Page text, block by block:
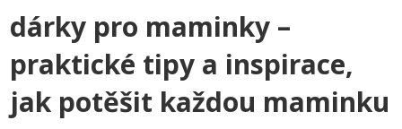
dárky pro maminky –
praktické tipy a inspirace,
jak potěšit každou maminku